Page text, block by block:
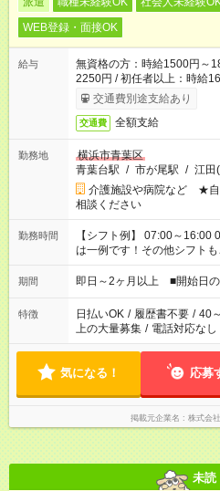
WEB登録・面接OK
給与
無資格の方：時給1500円～
2250円 / 初任者以上：時給
交通費別途支給あり
交通費 全額支給
勤務地
横浜市青葉区
青葉台駅 / 市が尾駅 / 江田
介護施設や病院など ★自
相談ください
勤務時間
【シフト例】 07:00～16:00
は一例です！その他シフトも
期間 即日～2ヶ月以上 ■開始日の
特徴 日払いOK / 履歴書不要 / 40
上の大量募集 / 電話対応なし
気になる！ 応募
掲載元企業名 株式会
未読